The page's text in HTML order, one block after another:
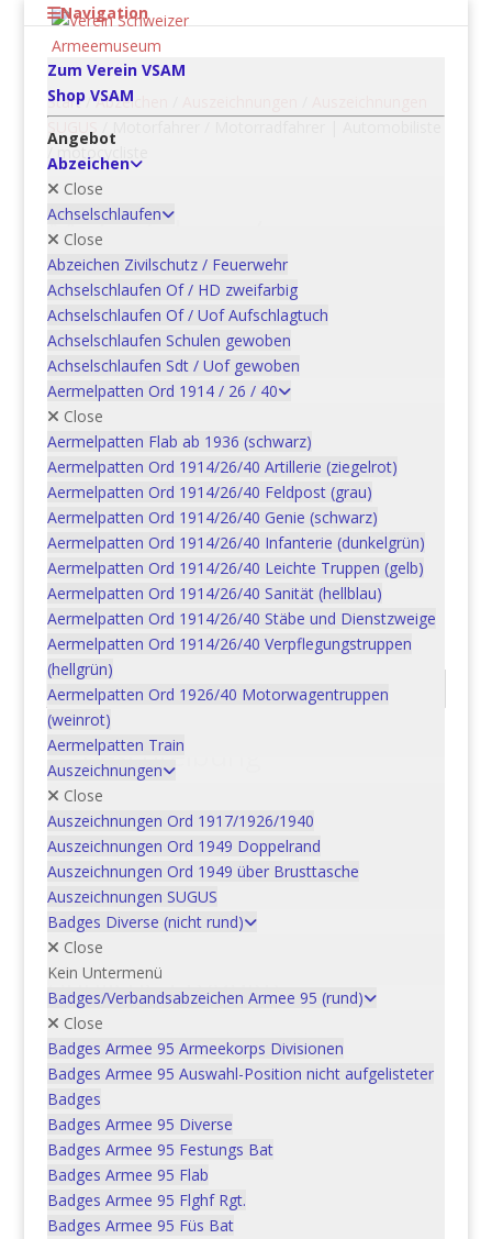
Navigation
Zum Verein VSAM
Shop VSAM
Angebot
Abzeichen
Close
Achselschlaufen
Close
Abzeichen Zivilschutz / Feuerwehr
Achselschlaufen Of / HD zweifarbig
Achselschlaufen Of / Uof Aufschlagtuch
Achselschlaufen Schulen gewoben
Achselschlaufen Sdt / Uof gewoben
Aermelpatten Ord 1914 / 26 / 40
Close
Aermelpatten Flab ab 1936 (schwarz)
Aermelpatten Ord 1914/26/40 Artillerie (ziegelrot)
Aermelpatten Ord 1914/26/40 Feldpost (grau)
Aermelpatten Ord 1914/26/40 Genie (schwarz)
Aermelpatten Ord 1914/26/40 Infanterie (dunkelgrün)
Aermelpatten Ord 1914/26/40 Leichte Truppen (gelb)
Aermelpatten Ord 1914/26/40 Sanität (hellblau)
Aermelpatten Ord 1914/26/40 Stäbe und Dienstzweige
Aermelpatten Ord 1914/26/40 Verpflegungstruppen
(hellgrün)
Aermelpatten Ord 1926/40 Motorwagentruppen
(weinrot)
Aermelpatten Train
Auszeichnungen
Close
Auszeichnungen Ord 1917/1926/1940
Auszeichnungen Ord 1949 Doppelrand
Auszeichnungen Ord 1949 über Brusttasche
Auszeichnungen SUGUS
Badges Diverse (nicht rund)
Close
Kein Untermenü
Badges/Verbandsabzeichen Armee 95 (rund)
Close
Badges Armee 95 Armeekorps Divisionen
Badges Armee 95 Auswahl-Position nicht aufgelisteter
Badges
Badges Armee 95 Diverse
Badges Armee 95 Festungs Bat
Badges Armee 95 Flab
Badges Armee 95 Flghf Rgt.
Badges Armee 95 Füs Bat
Start/Abzeichen
SUGUS
/ motocycliste
Motorfahrer /
Motorradfahrer |
Automobiliste /
motocycliste
CHF5.00
Motorfahrer
Motorradfahrer
Automobiliste
motocycliste
Menge
In den Warenkorb
Artikelnummer:07AUS067 Kategorie:Auszeichnungen
SUGUS
Beschreibung
Beschreibung
Bestellnummer: 07AUS067
Auszeichnung: Motorfahrer / Motorradfahrer
| Automobiliste / motocycliste
Ordonnanz: 1975
Ähnliche Produkte
Feldpost | Poste de
campagne
CHF5.00 In den Warenkorb